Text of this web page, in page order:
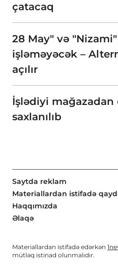
çatacaq
28 May" və
işləməyəcək –
açılır
İşlədiyi
saxlanılıb
Saytda reklam
Materiallardan istifadə
Haqqımızda
Əlaqə
Materiallardan istifadə edərkən
mütləq istinad olunmalıdır.